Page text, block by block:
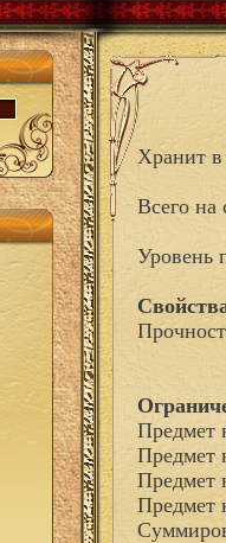
Хранит в
Всего на
Уровень
Предмет
Предмет
Предмет
Предмет